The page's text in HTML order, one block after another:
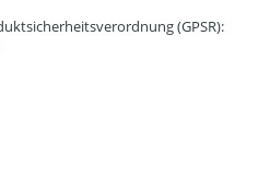
(GPSR):